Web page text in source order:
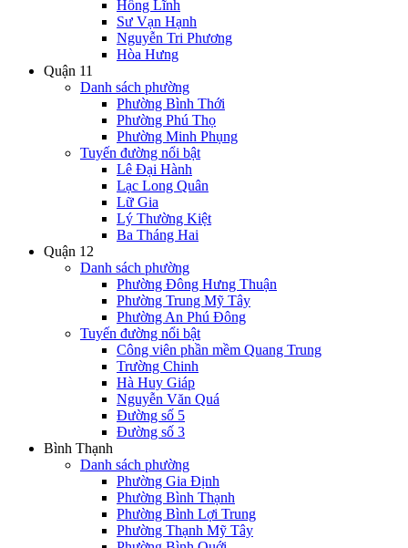
Hồng Lĩnh
Sư Vạn Hạnh
Nguyễn Tri Phương
Hòa Hưng
Quận 11
Danh sách phường
Phường Bình Thới
Phường Phú Thọ
Phường Minh Phụng
Tuyến đường nổi bật
Lê Đại Hành
Lạc Long Quân
Lữ Gia
Lý Thường Kiệt
Ba Tháng Hai
Quận 12
Danh sách phường
Phường Đông Hưng Thuận
Phường Trung Mỹ Tây
Phường An Phú Đông
Tuyến đường nổi bật
Công viên phần mềm Quang Trung
Trường Chinh
Hà Huy Giáp
Nguyễn Văn Quá
Đường số 5
Đường số 3
Bình Thạnh
Danh sách phường
Phường Gia Định
Phường Bình Thạnh
Phường Bình Lợi Trung
Phường Thạnh Mỹ Tây